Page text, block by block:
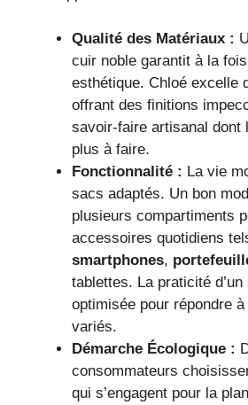
Qualité des Matériaux :
cuir noble garantit à la
esthétique. Chloé excelle
offrant des finitions
savoir-faire artisanal dont
plus à faire.
Fonctionnalité : La vie
sacs adaptés. Un bon
plusieurs compartiments
accessoires quotidiens
smartphones,
tablettes. La praticité
optimisée pour répondre
variés.
Démarche Écologique :
consommateurs
qui s’engagent pour la